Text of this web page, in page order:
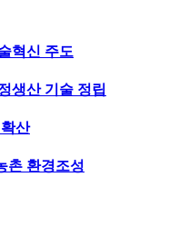
혁신 주도
생산 기술 정립
산
촌 환경조성